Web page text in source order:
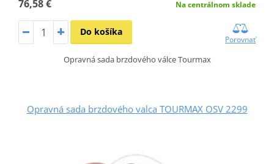
76,58 € Na centrálnom sklade
Do košíka
Porovnať
Opravná sada brzdového válce Tourmax
Opravná sada brzdového valca TOURMAX OSV 2299